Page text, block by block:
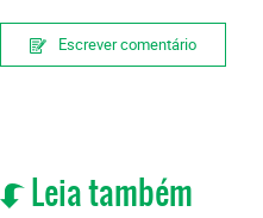
Escrever comentário
Leia também